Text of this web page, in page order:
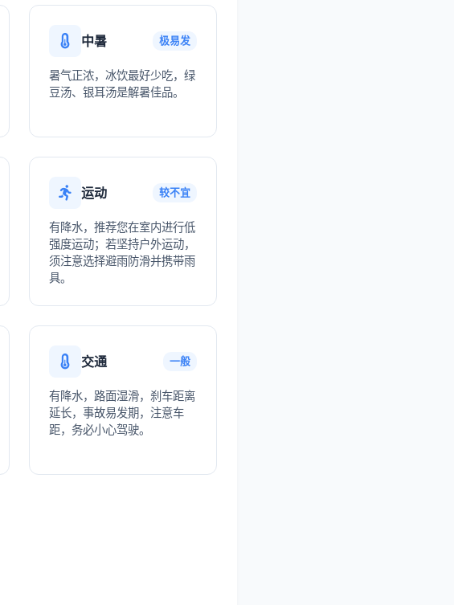
中暑 极易发
暑气正浓，冰饮最好少吃，绿
豆汤、银耳汤是解暑佳品。
运动 较不宜
有降水，推荐您在室内进行低
强度运动；若坚持户外运动，
须注意选择避雨防滑并携带雨
具。
交通 一般
有降水，路面湿滑，刹车距离
延长，事故易发期，注意车
距，务必小心驾驶。